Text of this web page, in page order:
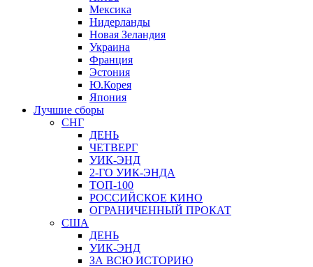
Мексика
Нидерланды
Новая Зеландия
Украина
Франция
Эстония
Ю.Корея
Япония
Лучшие сборы
СНГ
ДЕНЬ
ЧЕТВЕРГ
УИК-ЭНД
2-ГО УИК-ЭНДА
ТОП-100
РОССИЙСКОЕ КИНО
ОГРАНИЧЕННЫЙ ПРОКАТ
США
ДЕНЬ
УИК-ЭНД
ЗА ВСЮ ИСТОРИЮ